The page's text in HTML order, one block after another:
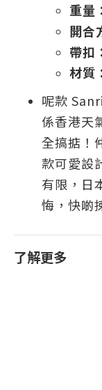
重量
開合
帶扣
材質
呢款
係香港天
全搞掂！
款可愛設
有限，日
悔，快啲
了解更多